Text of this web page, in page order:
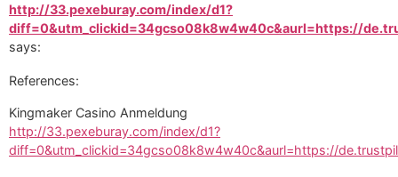
http://33.pexeburay.com/index/d1?
diff=0&utm_clickid=34gcso08k8w4w40c&aurl=https://
says:
References:
Kingmaker Casino Anmeldung
http://33.pexeburay.com/index/d1?
diff=0&utm_clickid=34gcso08k8w4w40c&aurl=https://